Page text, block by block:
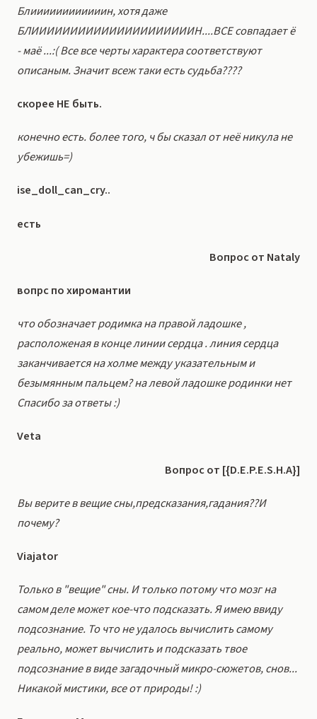
Блиииииииииииин, хотя даже
БЛИИИИИИИИИИИИИИИИИИИИИН....ВСЕ совпадает ё
- маё ...:( Все все черты характера соответствуют
описаным. Значит всеж таки есть судьба????
скорее НЕ быть.
конечно есть. более того, ч бы сказал от неё никула не
убежишь=)
ise_doll_can_cry..
есть
Вопрос от Nataly
вопрс по хиромантии
что обозначает родимка на правой ладошке ,
расположеная в конце линии сердца . линия сердца
заканчивается на холме между указательным и
безымянным пальцем? на левой ладошке родинки нет
Спасибо за ответы :)
Veta
Вопрос от [{D.E.P.E.S.H.A}]
Вы верите в вещие сны,предсказания,гадания??И
почему?
Viajator
Только в "вещие" сны. И только потому что мозг на
самом деле может кое-что подсказать. Я имею ввиду
подсознание. То что не удалось вычислить самому
реально, может вычислить и подсказать твое
подсознание в виде загадочный микро-сюжетов, снов...
Никакой мистики, все от природы! :)